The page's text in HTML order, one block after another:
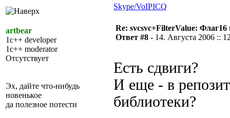
Skype/VoIPICQ
artbear
1c++ developer
1c++ moderator
Отсутствует
Эх, дайте что-нибудь
новенькое
да полезное потести
Re: svcsvc+FilterValue: Флаг16
Ответ #8 - 14. Августа 2006 ::
Есть сдвиги?
И еще - в
библиотеки?